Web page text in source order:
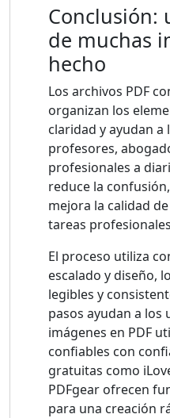
Conclusión:
de muchas
hecho
Los archivos PDF
organizan los
claridad y ayudan a
profesores,
profesionales a
reduce la
mejora la calidad
tareas
El proceso utiliza
escalado y diseño,
legibles y
pasos ayudan a
imágenes en PDF
confiables con
gratuitas como
PDFgear ofrecen
para una creación